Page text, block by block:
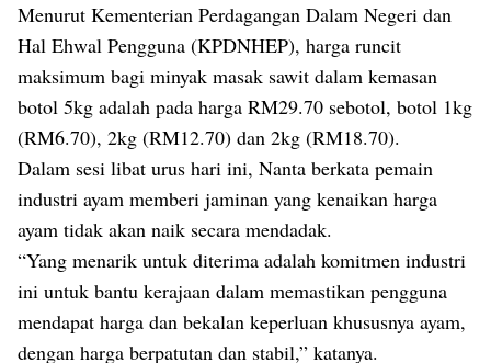
Menurut Kementerian Perdagangan Dalam Negeri dan
Hal Ehwal Pengguna (KPDNHEP), harga runcit
maksimum bagi minyak masak sawit dalam kemasan
botol 5kg adalah pada harga RM29.70 sebotol, botol 1kg
(RM6.70), 2kg (RM12.70) dan 2kg (RM18.70).
Dalam sesi libat urus hari ini, Nanta berkata pemain
industri ayam memberi jaminan yang kenaikan harga
ayam tidak akan naik secara mendadak.
“Yang menarik untuk diterima adalah komitmen industri
ini untuk bantu kerajaan dalam memastikan pengguna
mendapat harga dan bekalan keperluan khususnya ayam,
dengan harga berpatutan dan stabil,” katanya.